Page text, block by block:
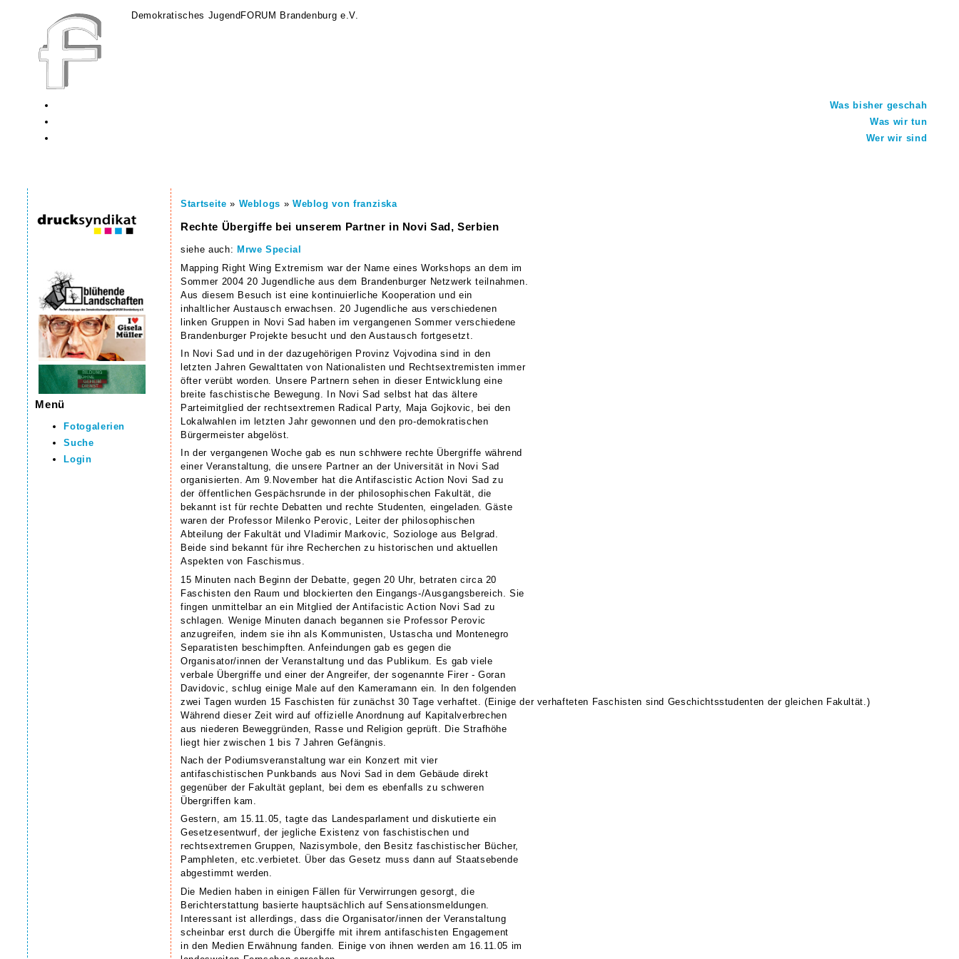
Demokratisches JugendFORUM Brandenburg e.V.
Was bisher geschah
Was wir tun
Wer wir sind
Menü
Fotogalerien
Suche
Login
Startseite » Weblogs » Weblog von franziska
Rechte Übergiffe bei unserem Partner in Novi Sad, Serbien
siehe auch: Mrwe Special
Mapping Right Wing Extremism war der Name eines Workshops an dem im
Sommer 2004 20 Jugendliche aus dem Brandenburger Netzwerk teilnahmen.
Aus diesem Besuch ist eine kontinuierliche Kooperation und ein
inhaltlicher Austausch erwachsen. 20 Jugendliche aus verschiedenen
linken Gruppen in Novi Sad haben im vergangenen Sommer verschiedene
Brandenburger Projekte besucht und den Austausch fortgesetzt.
In Novi Sad und in der dazugehörigen Provinz Vojvodina sind in den
letzten Jahren Gewalttaten von Nationalisten und Rechtsextremisten immer
öfter verübt worden. Unsere Partnern sehen in dieser Entwicklung eine
breite faschistische Bewegung. In Novi Sad selbst hat das ältere
Parteimitglied der rechtsextremen Radical Party, Maja Gojkovic, bei den
Lokalwahlen im letzten Jahr gewonnen und den pro-demokratischen
Bürgermeister abgelöst.
In der vergangenen Woche gab es nun schhwere rechte Übergriffe während
einer Veranstaltung, die unsere Partner an der Universität in Novi Sad
organisierten. Am 9.November hat die Antifascistic Action Novi Sad zu
der öffentlichen Gespächsrunde in der philosophischen Fakultät, die
bekannt ist für rechte Debatten und rechte Studenten, eingeladen. Gäste
waren der Professor Milenko Perovic, Leiter der philosophischen
Abteilung der Fakultät und Vladimir Markovic, Soziologe aus Belgrad.
Beide sind bekannt für ihre Recherchen zu historischen und aktuellen
Aspekten von Faschismus.
15 Minuten nach Beginn der Debatte, gegen 20 Uhr, betraten circa 20
Faschisten den Raum und blockierten den Eingangs-/Ausgangsbereich. Sie
fingen unmittelbar an ein Mitglied der Antifacistic Action Novi Sad zu
schlagen. Wenige Minuten danach begannen sie Professor Perovic
anzugreifen, indem sie ihn als Kommunisten, Ustascha und Montenegro
Separatisten beschimpften. Anfeindungen gab es gegen die
Organisator/innen der Veranstaltung und das Publikum. Es gab viele
verbale Übergriffe und einer der Angreifer, der sogenannte Firer - Goran
Davidovic, schlug einige Male auf den Kameramann ein. In den folgenden
zwei Tagen wurden 15 Faschisten für zunächst 30 Tage verhaftet. (Einige der verhafteten Faschisten sind Geschichtsstudenten der gleichen Fakultät.)
Während dieser Zeit wird auf offizielle Anordnung auf Kapitalverbrechen
aus niederen Beweggründen, Rasse und Religion geprüft. Die Strafhöhe
liegt hier zwischen 1 bis 7 Jahren Gefängnis.
Nach der Podiumsveranstaltung war ein Konzert mit vier
antifaschistischen Punkbands aus Novi Sad in dem Gebäude direkt
gegenüber der Fakultät geplant, bei dem es ebenfalls zu schweren
Übergriffen kam.
Gestern, am 15.11.05, tagte das Landesparlament und diskutierte ein
Gesetzesentwurf, der jegliche Existenz von faschistischen und
rechtsextremen Gruppen, Nazisymbole, den Besitz faschistischer Bücher,
Pamphleten, etc.verbietet. Über das Gesetz muss dann auf Staatsebende
abgestimmt werden.
Die Medien haben in einigen Fällen für Verwirrungen gesorgt, die
Berichterstattung basierte hauptsächlich auf Sensationsmeldungen.
Interessant ist allerdings, dass die Organisator/innen der Veranstaltung
scheinbar erst durch die Übergiffe mit ihrem antifaschisten Engagement
in den Medien Erwähnung fanden. Einige von ihnen werden am 16.11.05 im